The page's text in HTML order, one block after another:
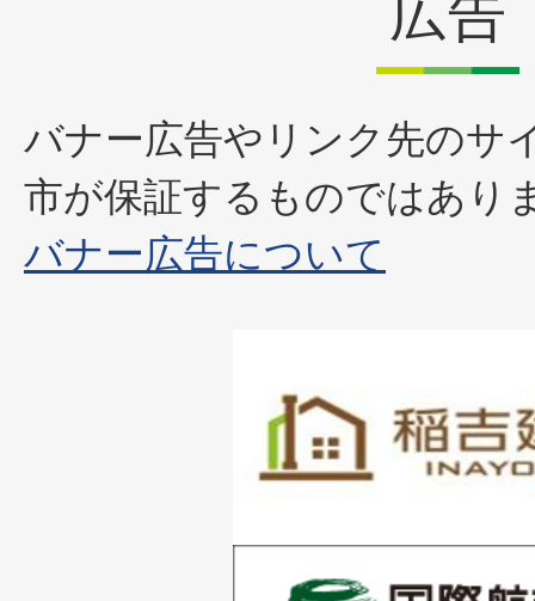
バナー広告やリンク先のサ
市が保証するものではあり
バナー広告について
枚
目